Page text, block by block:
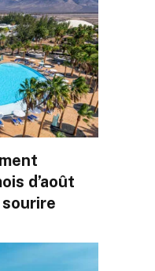
d’août